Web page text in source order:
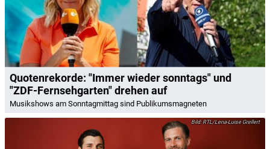
Quotenrekorde: "Immer wieder sonntags" und
"ZDF-Fernsehgarten" drehen auf
Musikshows am Sonntagmittag sind Publikumsmagneten
RTL/Lena-Luise Grellert